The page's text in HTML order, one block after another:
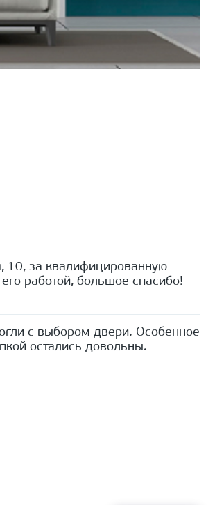
10, за квалифицированную
работой, большое спасибо!
с выбором двери. Особенное
остались довольны.